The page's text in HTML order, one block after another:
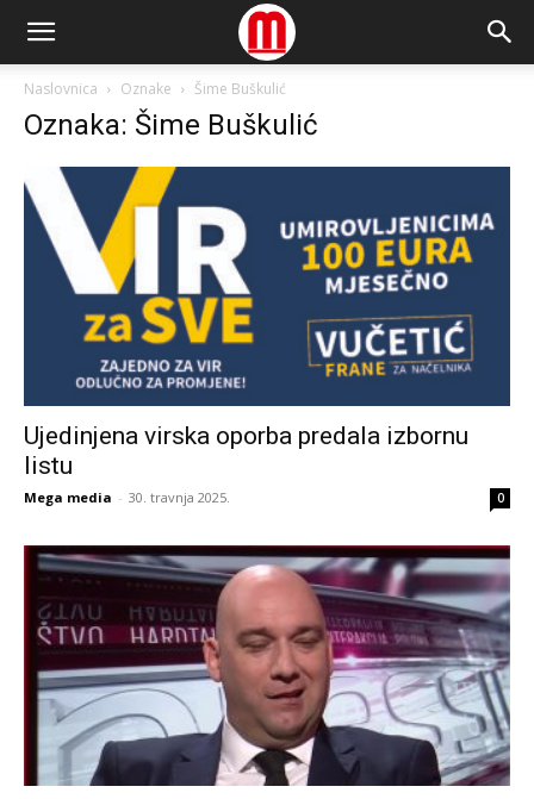
Naslovnica Oznake Šime Buškulić
Oznaka: Šime Buškulić
Ujedinjena virska oporba predala izbornu
listu
Mega media - 30. travnja 2025. 0